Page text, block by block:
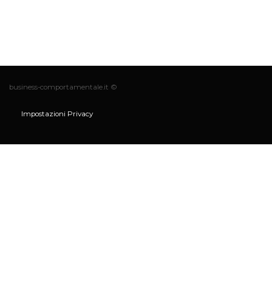
business-comportamentale.it ©
Impostazioni Privacy